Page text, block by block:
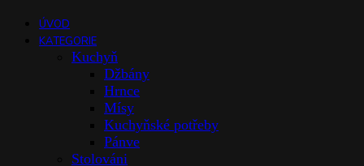
ÚVOD
KATEGORIE
Kuchyň
Džbány
Hrnce
Mísy
Kuchyňské potřeby
Pánve
Stolováni